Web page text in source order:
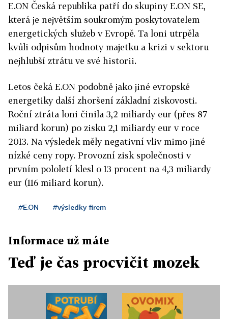
E.ON Česká republika patří do skupiny E.ON SE,
která je největším soukromým poskytovatelem
energetických služeb v Evropě. Ta loni utrpěla
kvůli odpisům hodnoty majetku a krizi v sektoru
nejhlubší ztrátu ve své historii.
Letos čeká E.ON podobně jako jiné evropské
energetiky další zhoršení základní ziskovosti.
Roční ztráta loni činila 3,2 miliardy eur (přes 87
miliard korun) po zisku 2,1 miliardy eur v roce
2013. Na výsledek měly negativní vliv mimo jiné
nízké ceny ropy. Provozní zisk společnosti v
prvním pololetí klesl o 13 procent na 4,3 miliardy
eur (116 miliard korun).
#E.ON #výsledky firem
Informace už máte
Teď je čas procvičit mozek